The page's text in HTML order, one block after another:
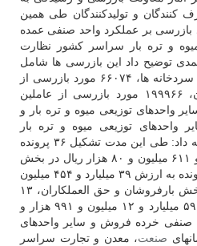
و تولیدکنندگان طی همین
هزار و ۶۸۷ مورد بازرسی بر عملکرد واحد صنفی عمده
و تره بار سراسر کشور نظارت
توضیح داد این بازرسی ها شامل
۲۲۶۹ مورد بازرسی از سطح سردخانه ها، ۶۶۰۷۴ مورد بازرسی از
بارفروشان و حق العملکاران، ۱۹۹۹۶۶ مورد بازرسی از عاملین
واحدهای توزیعی میوه و تره بار و
سایر واحدهای توزیعی میوه و تره بار
سراسر کشور است. وی ادامه داد: طی این مدت تشکیل ۳۶ پرونده
تخلف به ارزش ۴۲۵ میلیارد و ۶۱۱ میلیون و ۸۰ هزار ریال در بخش
سردخانه ها، ۲ هزار و ۸۳۳ پرونده به ارزش ۳۹ میلیارد و ۴۵۴ میلیون
و ۲۴۴ هزار و ۵۰۲ ریال در بخش بارفروشان و حق العملکاران، ۱۳
هزار و ۷۱۳ پرونده به ارزش ۵۹ میلیارد و ۱۲ میلیون و ۹۹۱ هزار و
صنفی خرده فروش و سایر واحدهای
صنعت، معدن و تجارت سراسر